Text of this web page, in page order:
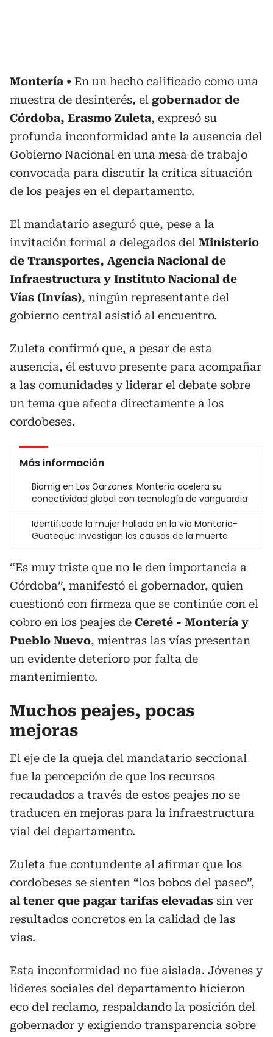
Montería
En un hecho calificado como una
muestra de desinterés, el gobernador de
Córdoba, Erasmo Zuleta, expresó su
profunda inconformidad ante la ausencia del
Gobierno Nacional en una mesa de trabajo
convocada para discutir la crítica situación
de los peajes en el departamento.
El mandatario aseguró que, pese a la
invitación formal a delegados del Ministerio
de Transportes, Agencia Nacional de
Infraestructura y Instituto Nacional de
Vías (Invías), ningún representante del
gobierno central asistió al encuentro.
Zuleta confirmó que, a pesar de esta
ausencia, él estuvo presente para acompañar
a las comunidades y liderar el debate sobre
un tema que afecta directamente a los
cordobeses.
Más información
Biomig en Los Garzones: Montería acelera su
conectividad global con tecnología de vanguardia
Identificada la mujer hallada en la vía Montería-
Guateque: Investigan las causas de la muerte
“Es muy triste que no le den importancia a
Córdoba”, manifestó el gobernador, quien
cuestionó con firmeza que se continúe con el
cobro en los peajes de Cereté - Montería y
Pueblo Nuevo, mientras las vías presentan
un evidente deterioro por falta de
mantenimiento.
Muchos peajes, pocas
mejoras
El eje de la queja del mandatario seccional
fue la percepción de que los recursos
recaudados a través de estos peajes no se
traducen en mejoras para la infraestructura
vial del departamento.
Zuleta fue contundente al afirmar que los
cordobeses se sienten “los bobos del paseo”,
al tener que pagar tarifas elevadas sin ver
resultados concretos en la calidad de las
vías.
Esta inconformidad no fue aislada. Jóvenes y
líderes sociales del departamento hicieron
eco del reclamo, respaldando la posición del
gobernador y exigiendo transparencia sobre